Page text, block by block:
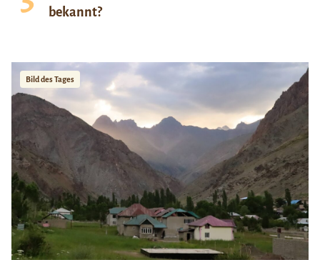
bekannt?
Bild des Tages